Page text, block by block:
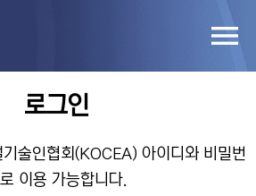
로그인
술인협회(KOCEA) 아이디와 비밀번
이용 가능합니다.